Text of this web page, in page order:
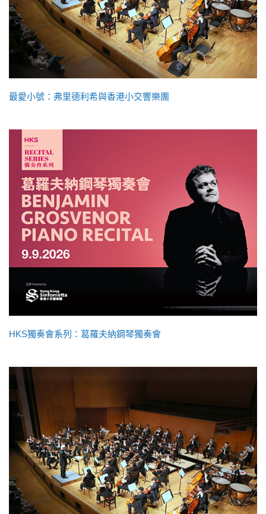
最愛小號：弗里德利希與香港小交響樂團
HKS獨奏會系列：葛羅夫納鋼琴獨奏會